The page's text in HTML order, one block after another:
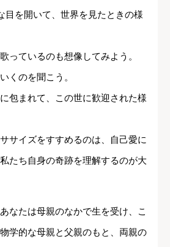
目を開いて、世界を見たときの様
っているのも想像してみよう。
くのを聞こう。
包まれて、この世に歓迎された様
サイズをすすめるのは、自己愛に
たち自身の奇跡を理解するのが大
なたは母親のなかで生を受け、こ
学的な母親と父親のもと、両親の